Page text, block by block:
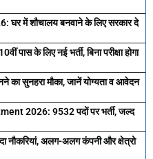
में शौचालय बनवाने के लिए सरकार दे
के लिए नई भर्ती, बिना परीक्षा होगा
सुनहरा मौका, जानें योग्यता व आवेदन
2026: 9532 पदों पर भर्ती, जल्द
अलग-अलग कंपनी और क्षेत्रो